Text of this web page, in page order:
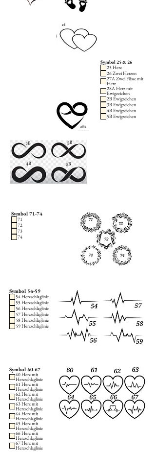
Symbol 25 & 26
25 Herz
26 Zwei Herzen
27A Zwei Füsse mit
Herz
28A Herz mit
Ewigzeichen
2B Ewigzeichen
3B Ewigzeichen
4B Ewigzeichen
5B Ewigzeichen
Symbol 71-74
71
72
73
74
Symbol 54-59
54 Herzschlaglinie
55 Herzschlaglinie
56 Herzschlaglinie
57 Herzschlaglinie
58 Herzschlaglinie
59 Herzschlaglinie
Symbol 60-67
60 Herz mit
Herzschlaglinie
61 Herz mit
Herzschlaglinie
62 Herz mit
Herzschlaglinie
63 Herz mit
Herzschlaglinie
64 Herz mit
Herzschlaglinie
65 Herz mit
Herzschlaglinie
66 Herz mit
Herzschlaglinie
67 Herz mit
Herzschlaglinie